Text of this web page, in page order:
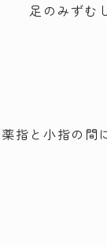
足のみずむ
指と小指の